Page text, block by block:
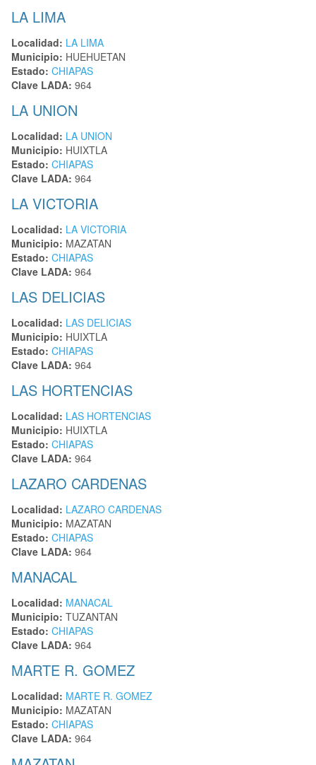
LA LIMA
Localidad: LA LIMA
Municipio: HUEHUETAN
Estado: CHIAPAS
Clave LADA: 964
LA UNION
Localidad: LA UNION
Municipio: HUIXTLA
Estado: CHIAPAS
Clave LADA: 964
LA VICTORIA
Localidad: LA VICTORIA
Municipio: MAZATAN
Estado: CHIAPAS
Clave LADA: 964
LAS DELICIAS
Localidad: LAS DELICIAS
Municipio: HUIXTLA
Estado: CHIAPAS
Clave LADA: 964
LAS HORTENCIAS
Localidad: LAS HORTENCIAS
Municipio: HUIXTLA
Estado: CHIAPAS
Clave LADA: 964
LAZARO CARDENAS
Localidad: LAZARO CARDENAS
Municipio: MAZATAN
Estado: CHIAPAS
Clave LADA: 964
MANACAL
Localidad: MANACAL
Municipio: TUZANTAN
Estado: CHIAPAS
Clave LADA: 964
MARTE R. GOMEZ
Localidad: MARTE R. GOMEZ
Municipio: MAZATAN
Estado: CHIAPAS
Clave LADA: 964